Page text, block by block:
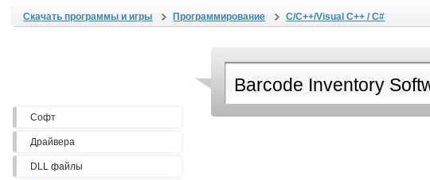
Скачать программы и игры Программирование C/C++/Visual C++ / C#
Софт
Драйвера
DLL файлы